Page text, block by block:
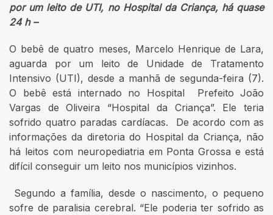
por um leito de UTI, no Hospital da Criança, há quase
24 h –
O bebê de quatro meses, Marcelo Henrique de Lara,
aguarda por um leito de Unidade de Tratamento
Intensivo (UTI), desde a manhã de segunda-feira (7).
O bebê está internado no Hospital Prefeito João
Vargas de Oliveira “Hospital da Criança”. Ele teria
sofrido quatro paradas cardíacas. De acordo com as
informações da diretoria do Hospital da Criança, não
há leitos com neuropediatria em Ponta Grossa e está
difícil conseguir um leito nos municípios vizinhos.
Segundo a família, desde o nascimento, o pequeno
sofre de paralisia cerebral. “Ele poderia ter sofrido as